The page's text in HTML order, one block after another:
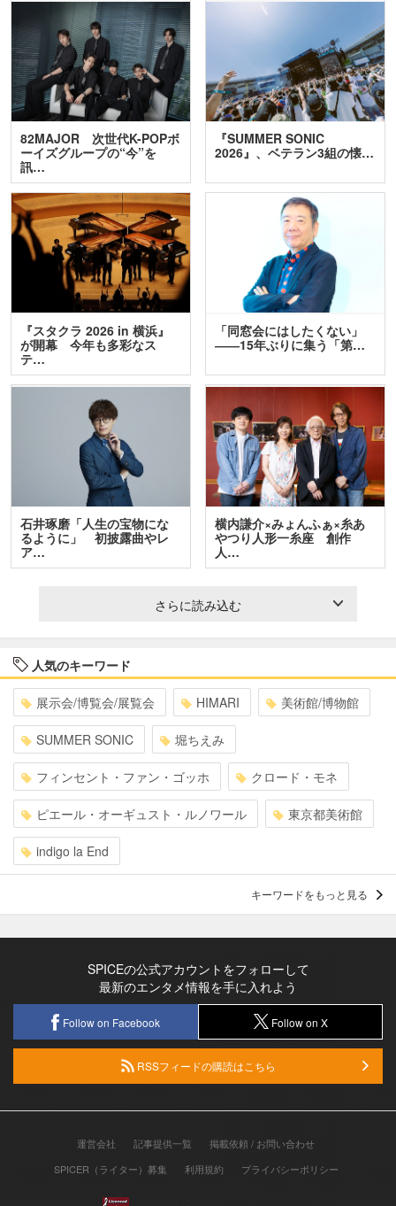
82MAJOR 次世代K-POPボ
ーイズグループの“今”を
訊…
『SUMMER SONIC
2026』、ベテラン3組の懐…
『スタクラ 2026 in 横浜』
が開幕 今年も多彩なス
テ…
「同窓会にはしたくない」
――15年ぶりに集う「第…
石井琢磨「人生の宝物にな
るように」 初披露曲やレ
ア…
横内謙介×みょんふぁ×糸あ
やつり人形一糸座 創作
人…
さらに読み込む
人気のキーワード
展示会/博覧会/展覧会 HIMARI 美術館/博物館
SUMMER SONIC 堀ちえみ
フィンセント・ファン・ゴッホ クロード・モネ
ピエール・オーギュスト・ルノワール 東京都美術館
indigo la End
キーワードをもっと見る
SPICEの公式アカウントをフォローして
最新のエンタメ情報を手に入れよう
Follow on Facebook Follow on X
RSSフィードの購読はこちら
運営会社 記事提供一覧
掲載依頼 / お問い合わせ
SPICER（ライター）募集
利用規約 プライバシーポリシー